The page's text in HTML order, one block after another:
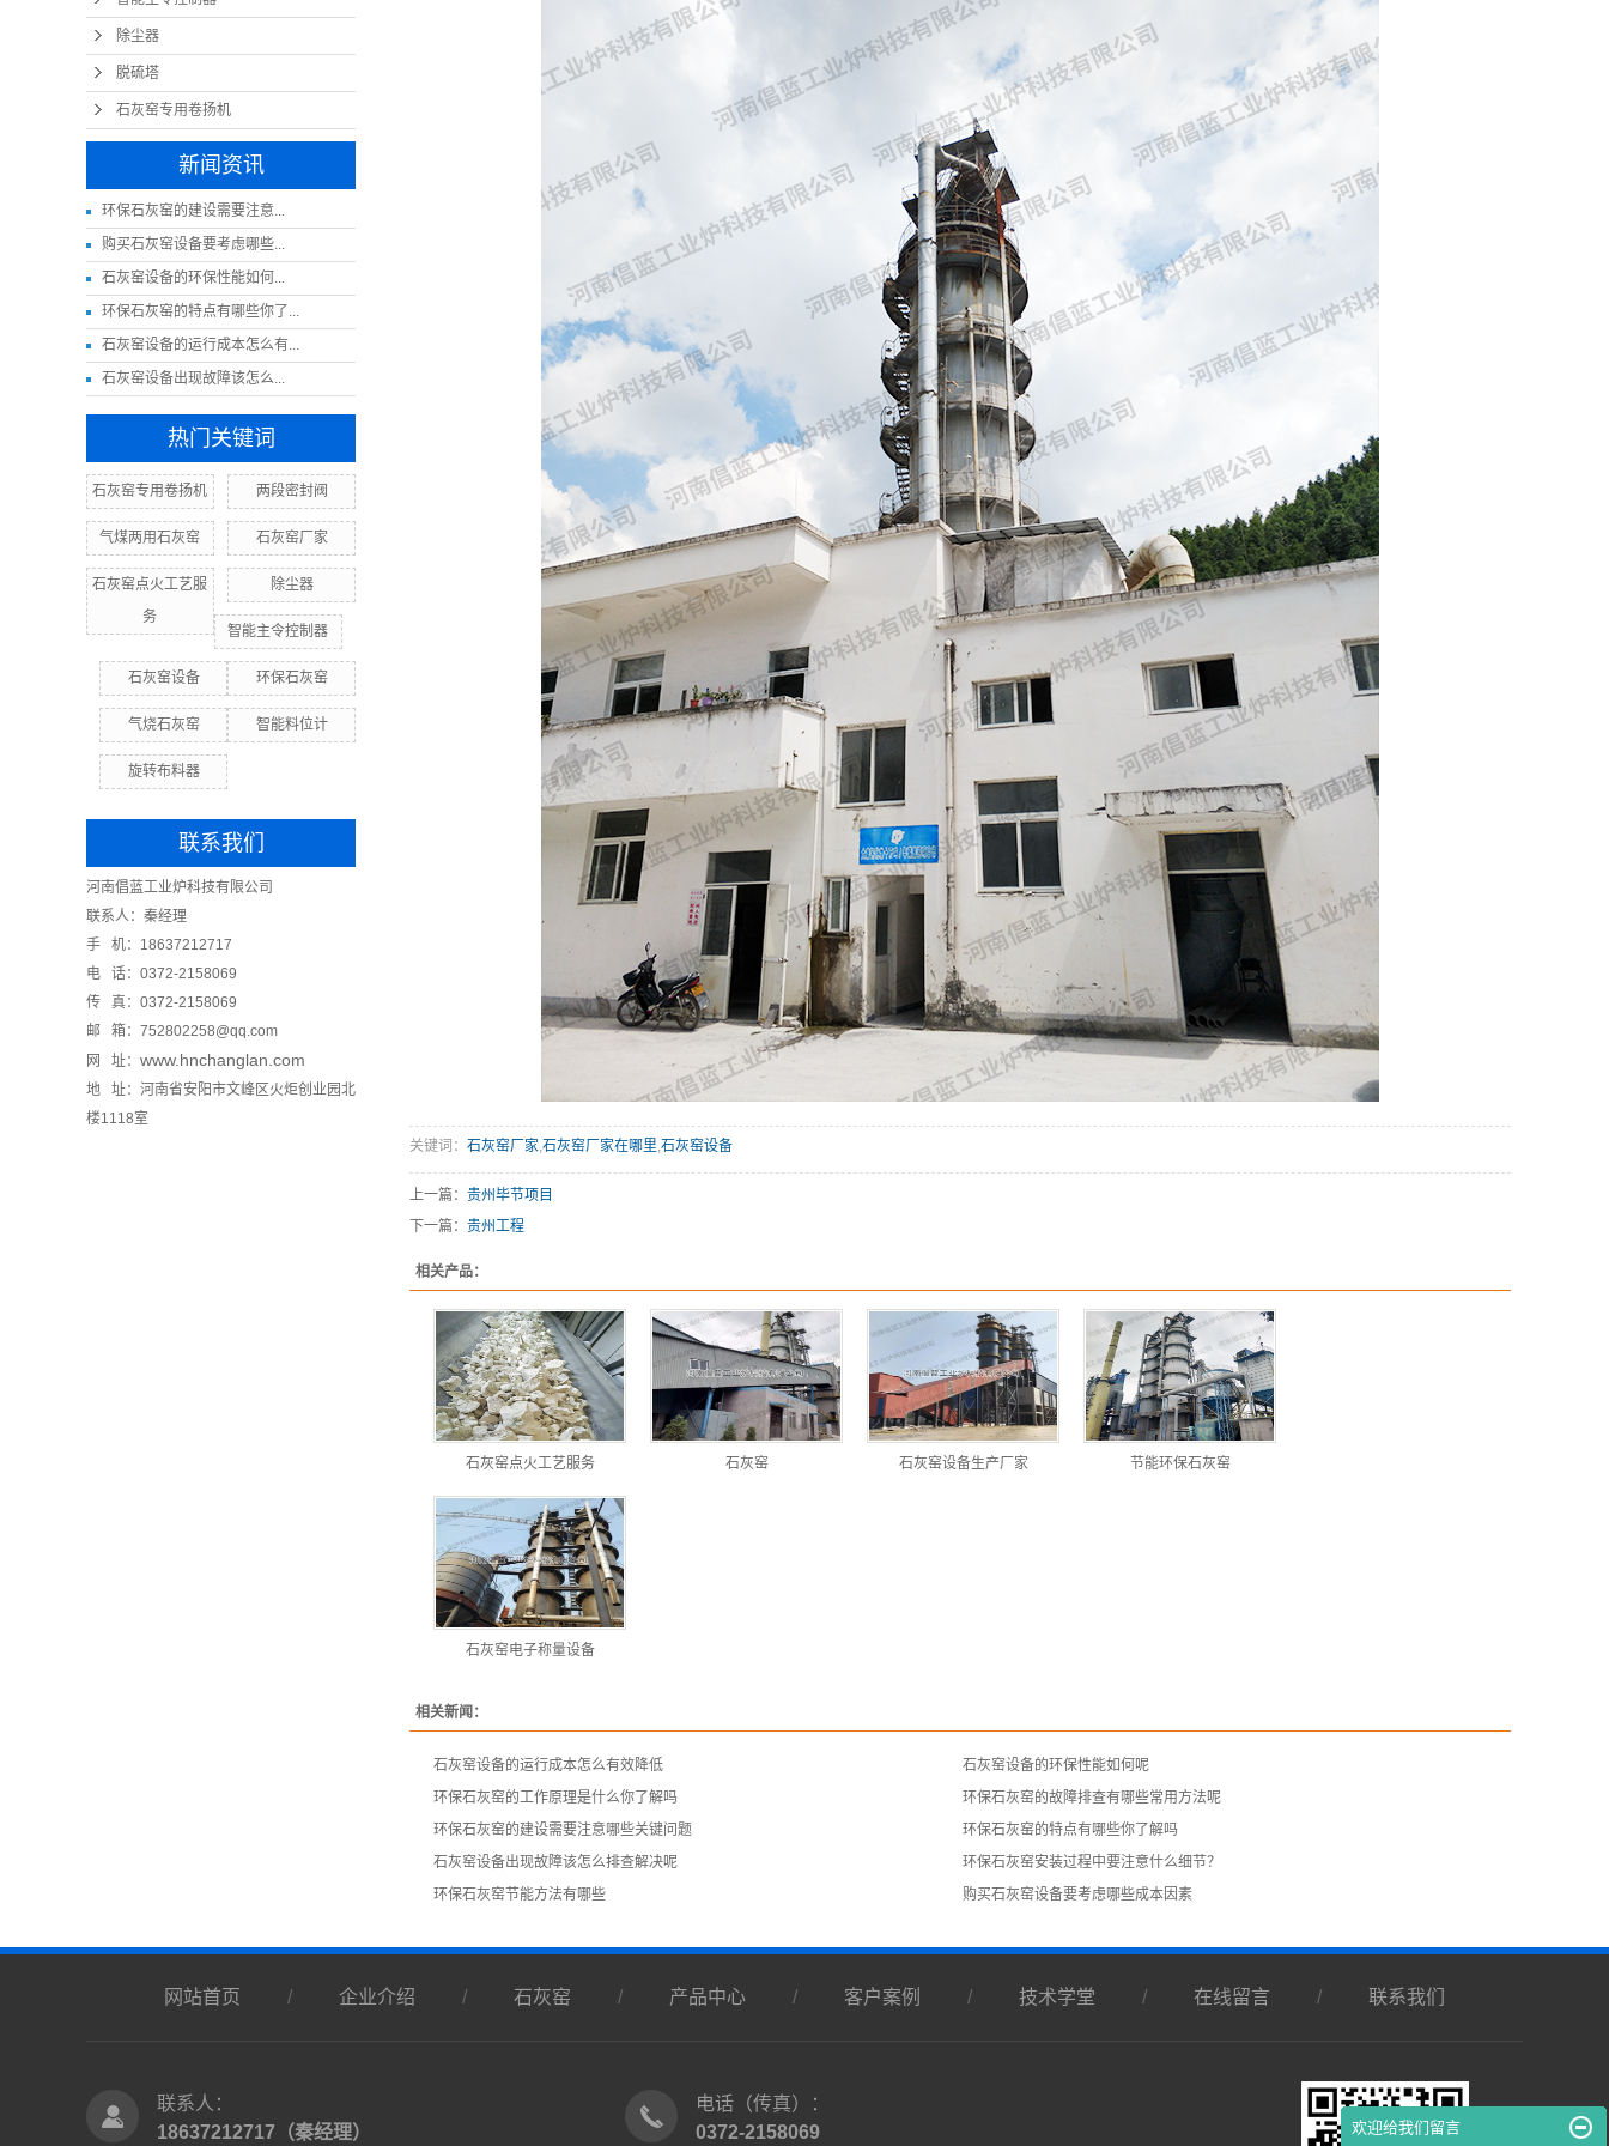
除尘器
脱硫塔
石灰窑专用卷扬机
新闻资讯
​环保石灰窑的建设需要注意...
​购买石灰窑设备要考虑哪些...
​石灰窑设备的环保性能如何...
环保石灰窑的特点有哪些你了...
石灰窑设备的运行成本怎么有...
​石灰窑设备出现故障该怎么...
热门关键词
石灰窑专用卷扬机 两段密封阀
气煤两用石灰窑 石灰窑厂家
石灰窑点火工艺服
务
除尘器
智能主令控制器
石灰窑设备 环保石灰窑
气烧石灰窑 智能料位计
旋转布料器
联系我们
河南倡蓝工业炉科技有限公司
联系人：秦经理
手 机：18637212717
电 话：0372-2158069
传 真：0372-2158069
邮 箱：752802258@qq.com
网 址： www.hnchanglan.com
地 址：河南省安阳市文峰区火炬创业园北
楼1118室
关键词： 石灰窑厂家,石灰窑厂家在哪里,石灰窑设备
上一篇： 贵州毕节项目
下一篇： 贵州工程
相关产品：
石灰窑点火工艺服务 石灰窑 石灰窑设备生产厂家 节能环保石灰窑
石灰窑电子称量设备
相关新闻：
石灰窑设备的运行成本怎么有效降低
​石灰窑设备的环保性能如何呢
环保石灰窑的工作原理是什么你了解吗
​环保石灰窑的故障排查有哪些常用方法呢
​环保石灰窑的建设需要注意哪些关键问题
环保石灰窑的特点有哪些你了解吗
​石灰窑设备出现故障该怎么排查解决呢
环保石灰窑安装过程中要注意什么细节？
环保石灰窑节能方法有哪些
​购买石灰窑设备要考虑哪些成本因素
网站首页 / 企业介绍 / 石灰窑 / 产品中心 / 客户案例 / 技术学堂 / 在线留言 / 联系我们
联系人：
18637212717（秦经理）
电话（传真）：
0372-2158069
欢迎给我们留言